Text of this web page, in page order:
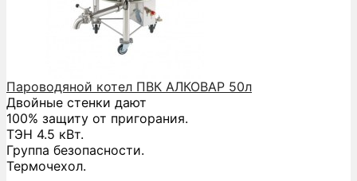
Пароводяной котел ПВК АЛКОВАР 50л
Двойные стенки дают
100% защиту от пригорания.
ТЭН 4.5 кВт.
Группа безопасности.
Термочехол.